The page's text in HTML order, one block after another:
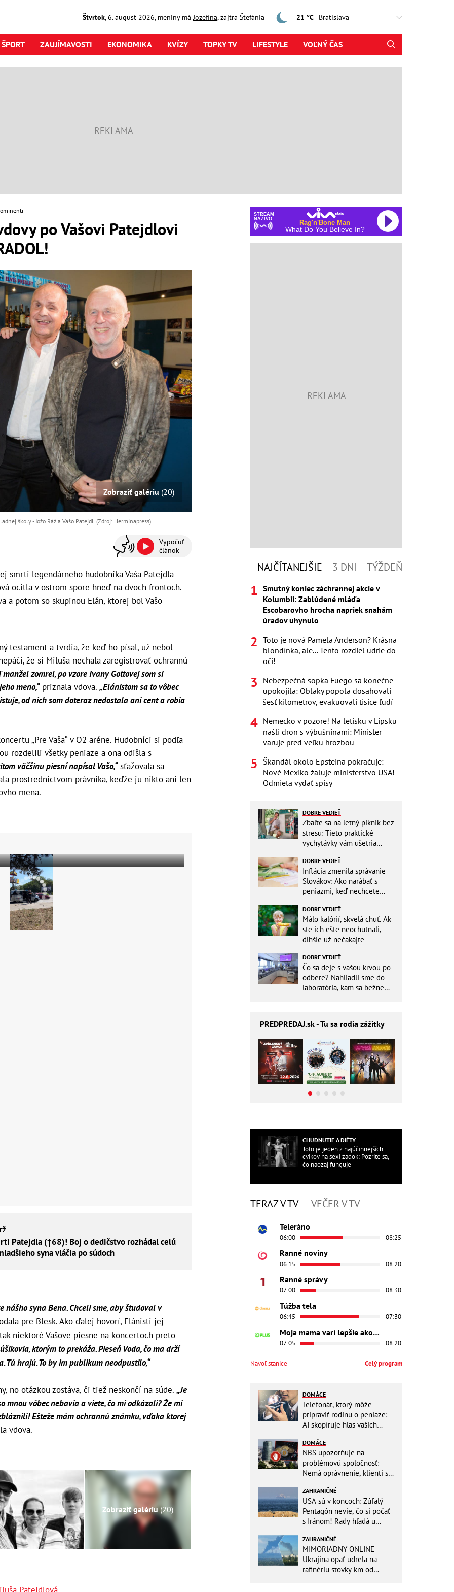
Štvrtok,6. august2026, meniny má Jozefína, zajtra Štefánia 21 °C
ŠPORT ZAUJÍMAVOSTI EKONOMIKA KVÍZY TOPKY TV LIFESTYLE VOĽNÝ ČAS
po Vašovi Patejdlovi
Zobraziť galériu (20)
školy - Jožo Ráž a Vašo Patejdl. (Zdroj: Herminapress)
Vypočuť
článok
smrti legendárneho hudobníka Vaša Patejdla
ocitla v ostrom spore hneď na dvoch frontoch.
a potom so skupinou Elán, ktorej bol Vašo
testament a tvrdia, že keď ho písal, už nebol
že si Miluša nechala zaregistrovať ochrannú
manžel zomrel, po vzore Ivany Gottovej som si
meno,“priznala vdova. „Elánistom sa to vôbec
od nich som doteraz nedostala ani cent a robia
„Pre Vaša“ v O2 aréne. Hudobníci si podľa
rozdelili všetky peniaze a ona odišla s
väčšinu piesní napísal Vašo,“sťažovala sa
prostredníctvom právnika, keďže ju nikto ani len
mena.
Patejdla (†68)! Boj o dedičstvo rozhádal celú
syna vláčia po súdoch
nášho syna Bena. Chceli sme, aby študoval v
pre Blesk. Ako ďalej hovorí, Elánisti jej
niektoré Vašove piesne na koncertoch preto
ktorým to prekáža. Pieseň Voda, čo ma drží
Tú hrajú. To by im publikum neodpustilo,“
no otázkou zostáva, či tiež neskončí na súde. „Je
mnou vôbec nebavia a viete, čo mi odkázali? Že mi
Ešteže mám ochrannú známku, vďaka ktorej
vdova.
Zobraziť galériu(20)
STREAM
NAŽIVO
Rag'n'Bone Man
What Do You Believe In?
NAJČÍTANEJŠIE 3 DNI TÝŽDEŇ
Smutný koniec záchrannej akcie v
Kolumbii: Zablúdené mláďa
Escobarovho hrocha napriek snahám
úradov uhynulo
Toto je nová Pamela Anderson? Krásna
blondínka, ale... Tento rozdiel udrie do
očí!
Nebezpečná sopka Fuego sa konečne
upokojila: Oblaky popola dosahovali
šesť kilometrov, evakuovali tisíce ľudí
Nemecko v pozore! Na letisku v Lipsku
našli dron s výbušninami: Minister
varuje pred veľku hrozbou
Škandál okolo Epsteina pokračuje:
Nové Mexiko žaluje ministerstvo USA!
Odmieta vydať spisy
DOBRE VEDIEŤ
Zbaľte sa na letný piknik bez
stresu: Tieto praktické
vychytávky vám ušetria
DOBRE VEDIEŤ
Inflácia zmenila správanie
Slovákov: Ako narábať s
peniazmi, keď nechcete
DOBRE VEDIEŤ
Málo kalórií, skvelá chuť. Ak
ste ich ešte neochutnali,
dlhšie už nečakajte
DOBRE VEDIEŤ
Čo sa deje s vašou krvou po
odbere? Nahliadli sme do
laboratória, kam sa bežne
PREDPREDAJ.sk - Tu sa rodia zážitky
CHUDNUTIE A DIÉTY
Toto je jeden z najúčinnejších
cvikov na sexi zadok: Pozrite sa,
čo naozaj funguje
TERAZ V TV VEČER V TV
Teleráno
06:00 08:25
Ranné noviny
06:15 08:20
Ranné správy
07:00 08:30
Túžba tela
06:45 07:30
Moja mama varí lepšie ako tvoja
07:05 08:20
Navoľ stanice Celý program
DOMÁCE
Telefonát, ktorý môže
pripraviť rodinu o peniaze:
AI skopíruje hlas vašich
jednoduchý trik
DOMÁCE
NBS upozorňuje na
problémovú spoločnosť:
Nemá oprávnenie, klienti sa
ZAHRANIČNÉ
USA sú v koncoch: Zúfalý
Pentagón nevie, čo si počať
s Iránom! Rady hľadá u
ZAHRANIČNÉ
MIMORIADNY ONLINE
Ukrajina opäť udrela na
rafinériu stovky km od